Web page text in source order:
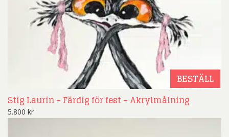
BESTÄLL
Stig Laurin – Färdig för fest – Akrylmålning
5.800 kr